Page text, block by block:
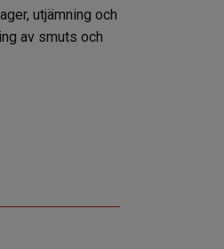
utjämning och
av smuts och